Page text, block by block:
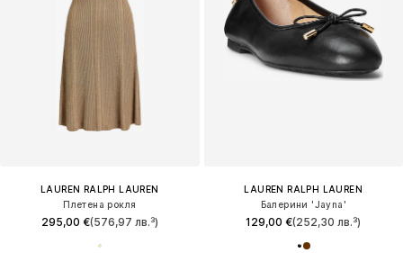
LAUREN RALPH LAUREN
Плетена рокля
295,00 €(576,97 лв.³)
LAUREN RALPH LAUREN
Балерини 'Jayna'
129,00 €(252,30 лв.³)